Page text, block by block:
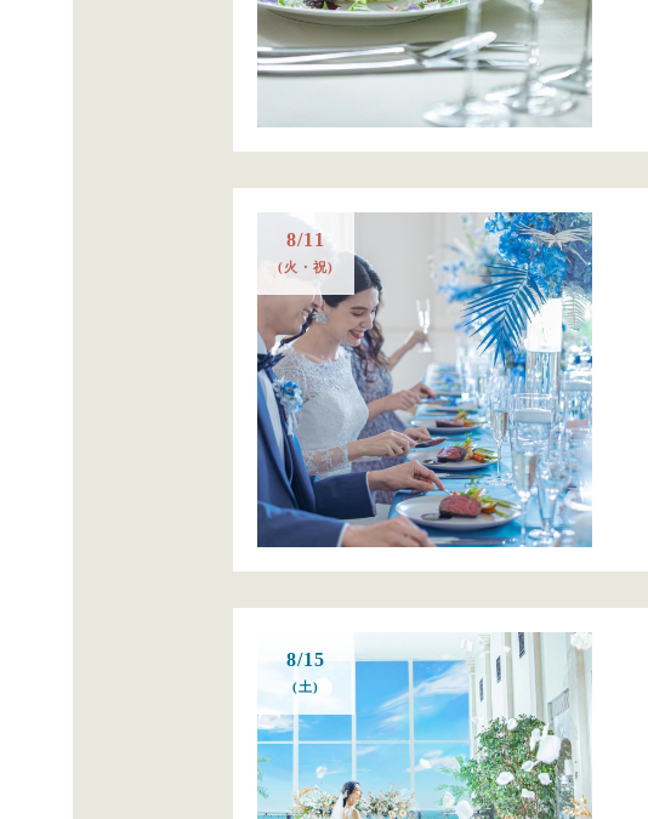
8/11
(火・祝)
8/15
(土)